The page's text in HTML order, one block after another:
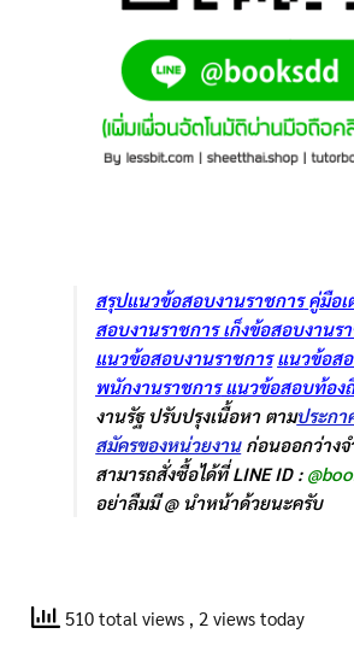
สรุปแนวข้อสอบงานราชการ คู่มือเ
สอบงานราชการ เก็งข้อสอบงานร
แนวข้อสอบงานราชการ แนวข้อส
พนักงานราชการ แนวข้อสอบท้อง
งานรัฐ ปรับปรุงเนื้อหา ตามประกา
สมัครของหน่วยงานก่อนออกว่าง
สามารถสั่งซื้อได้ที่ LINE ID :
อย่าลืมมี @ นำหน้าด้วยนะครับ
510 total views , 2 views today